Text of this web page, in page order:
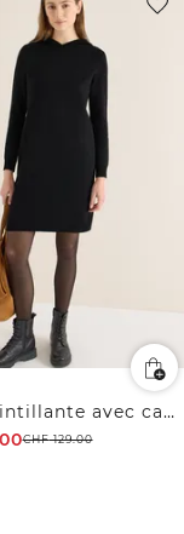
Robe scintillante avec capuche
CHF129.00